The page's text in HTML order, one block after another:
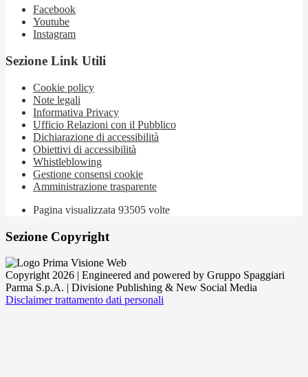
Facebook
Youtube
Instagram
Sezione Link Utili
Cookie policy
Note legali
Informativa Privacy
Ufficio Relazioni con il Pubblico
Dichiarazione di accessibilità
Obiettivi di accessibilità
Whistleblowing
Gestione consensi cookie
Amministrazione trasparente
Pagina visualizzata 93505 volte
Sezione Copyright
Copyright 2026 | Engineered and powered by Gruppo Spaggiari
Parma S.p.A. | Divisione Publishing & New Social Media
Disclaimer trattamento dati personali